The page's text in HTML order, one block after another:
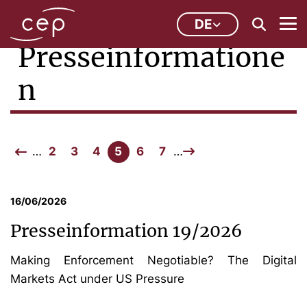
DE
Presseinformatione
n
… 2 3 4 5 6 7 …
16/06/2026
Presseinformation 19/2026
Making Enforcement Negotiable? The Digital
Markets Act under US Pressure